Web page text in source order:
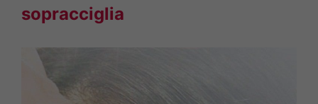
sopracciglia